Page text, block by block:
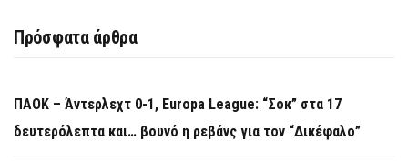
Πρόσφατα άρθρα
ΠΑΟΚ – Άντερλεχτ 0-1, Europa League: “Σοκ” στα 17
δευτερόλεπτα και… βουνό η ρεβάνς για τον “Δικέφαλο”